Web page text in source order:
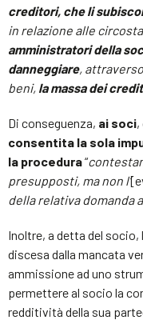
creditori, che li
in relazione alle
amministratori della
danneggiare,
beni, la massa dei
Di conseguenza, ai soci,
consentita la sola
la procedura“
presupposti, ma non l’
della relativa domanda
Inoltre, a detta del socio,
discesa dalla mancata
ammissione ad uno
permettere al socio la
redditività della sua